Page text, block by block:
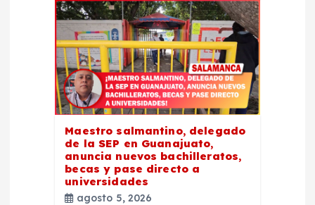
Maestro salmantino, delegado
de la SEP en Guanajuato,
anuncia nuevos bachilleratos,
becas y pase directo a
universidades
agosto 5, 2026